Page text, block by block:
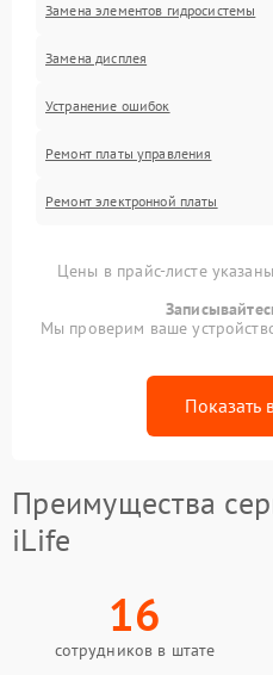
Замена элементов гидросистемы
Замена дисплея
Устранение ошибок
Ремонт платы управления
Ремонт электронной платы
Цены в прайс-листе
Мы проверим ваше
Показать
Преимущества
iLife
16
сотрудников в штате